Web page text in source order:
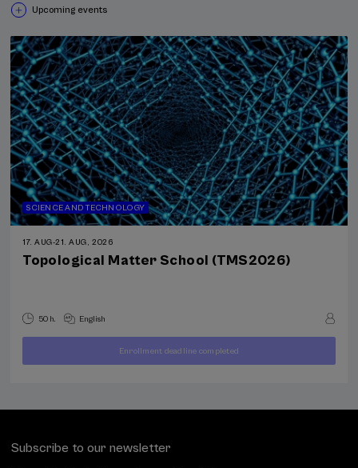
Upcoming events
SCIENCE AND TECHNOLOGY
17. AUG-21. AUG, 2026
Topological Matter School (TMS2026)
50 h. English
... FROM400
Last
places
Free
Date
expired
Enrollment deadline completed
Subscribe to our newsletter